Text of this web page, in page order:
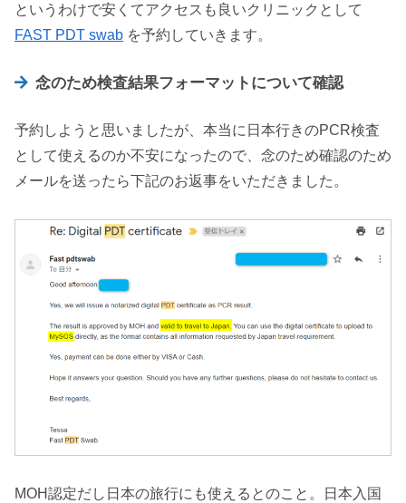
というわけで安くてアクセスも良いクリニックとして
FAST PDT swab を予約していきます。
念のため検査結果フォーマットについて確認
予約しようと思いましたが、本当に日本行きのPCR検査
として使えるのか不安になったので、念のため確認のため
メールを送ったら下記のお返事をいただきました。
MOH認定だし日本の旅行にも使えるとのこと。日本入国